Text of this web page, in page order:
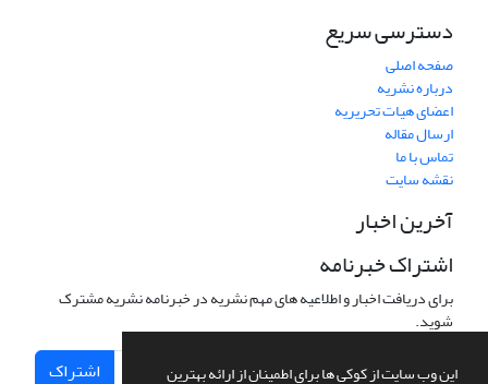
این وب سایت از کوکی ها برای اطمینان از ارائه بهترین
دسترسی سریع
صفحه اصلی
درباره نشریه
اعضای هیات تحریریه
ارسال مقاله
تماس با ما
نقشه سایت
آخرین اخبار
اشتراک خبرنامه
برای دریافت اخبار و اطلاعیه های مهم نشریه در خبرنامه نشریه مشترک
شوید.
اشتراک